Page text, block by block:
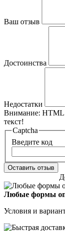
Ваш отзыв
Достоинства
Недостатки
Внимание: HTML
текст!
Captcha
Введите код
Оставить отзыв
Любые формы
Условия и